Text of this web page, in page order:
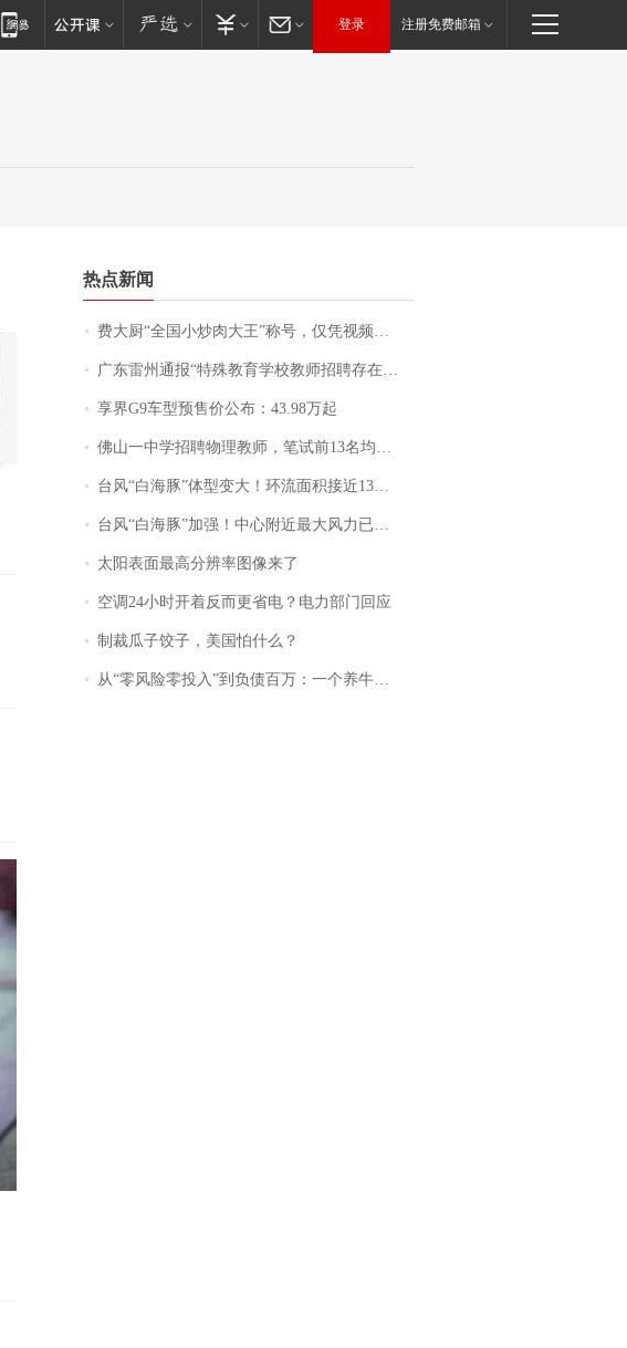
登录 注册免费邮箱
热点新闻
费大厨“全国小炒肉大王”称号，仅凭视频评出？中国烹饪协会回应
广东雷州通报“特殊教育学校教师招聘存在违规行为”：已启动问责程序 副校长被停职
享界G9车型预售价公布：43.98万起
佛山一中学招聘物理教师，笔试前13名均遭淘汰？教育局：已叫停招聘，成立调查组全面核查
台风“白海豚”体型变大！环流面积接近13个浙江那么大
台风“白海豚”加强！中心附近最大风力已达15级 最新研判
太阳表面最高分辨率图像来了
空调24小时开着反而更省电？电力部门回应
制裁瓜子饺子，美国怕什么？
从“零风险零投入”到负债百万：一个养牛项目崩盘后，谁该为农户的贷款买单丨红星调查